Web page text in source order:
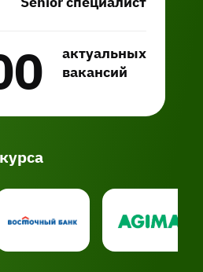
актуальных
вакансий